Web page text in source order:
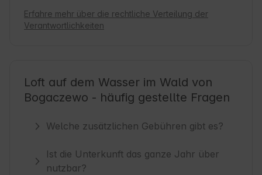
Erfahre mehr über die rechtliche Verteilung der
Verantwortlichkeiten
Loft auf dem Wasser im Wald von
Bogaczewo - häufig gestellte Fragen
Welche zusätzlichen Gebühren gibt es?
Ist die Unterkunft das ganze Jahr über
nutzbar?